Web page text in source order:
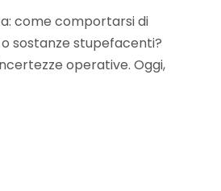
come comportarsi di
sostanze stupefacenti?
operative. Oggi,